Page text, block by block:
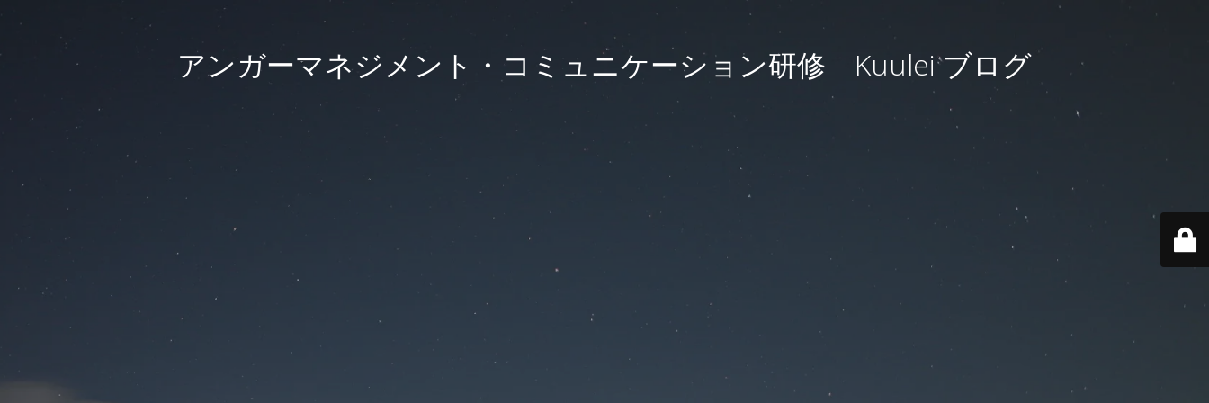
アンガーマネジメント・コミュニケーション研修 Kuulei ブログ